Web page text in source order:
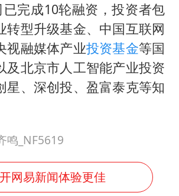
完成10轮融资，投资者包
转型升级基金、中国互联网
视融媒体产业投资基金等国
及北京市人工智能产业投资
星、深创投、盈富泰克等知
鸣_NF5619
网易新闻体验更佳